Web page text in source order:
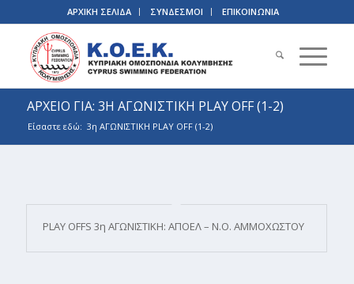
ΑΡΧΙΚΗ ΣΕΛΙΔΑ ΣΥΝΔΕΣΜΟΙ ΕΠΙΚΟΙΝΩΝΙΑ
ΑΡΧΕΙΟ ΓΙΑ: 3Η ΑΓΩΝΙΣΤΙΚΗ PLAY OFF (1-2)
Είσαστε εδώ: 3η ΑΓΩΝΙΣΤΙΚΗ PLAY OFF (1-2)
PLAY OFFS 3η ΑΓΩΝΙΣΤΙΚΗ: ΑΠΟΕΛ – Ν.Ο. ΑΜΜΟΧΩΣΤΟΥ